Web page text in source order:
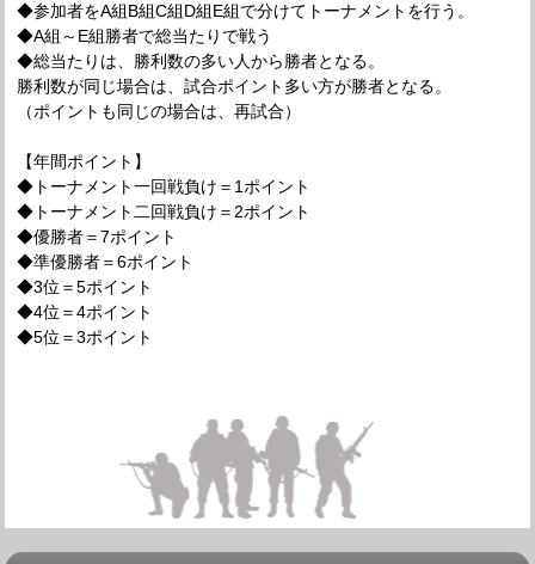
◆参加者をA組B組C組D組E組で分けてトーナメントを行う。
◆A組～E組勝者で総当たりで戦う
◆総当たりは、勝利数の多い人から勝者となる。
勝利数が同じ場合は、試合ポイント多い方が勝者となる。
（ポイントも同じの場合は、再試合）
【年間ポイント】
◆トーナメント一回戦負け＝1ポイント
◆トーナメント二回戦負け＝2ポイント
◆優勝者＝7ポイント
◆準優勝者＝6ポイント
◆3位＝5ポイント
◆4位＝4ポイント
◆5位＝3ポイント